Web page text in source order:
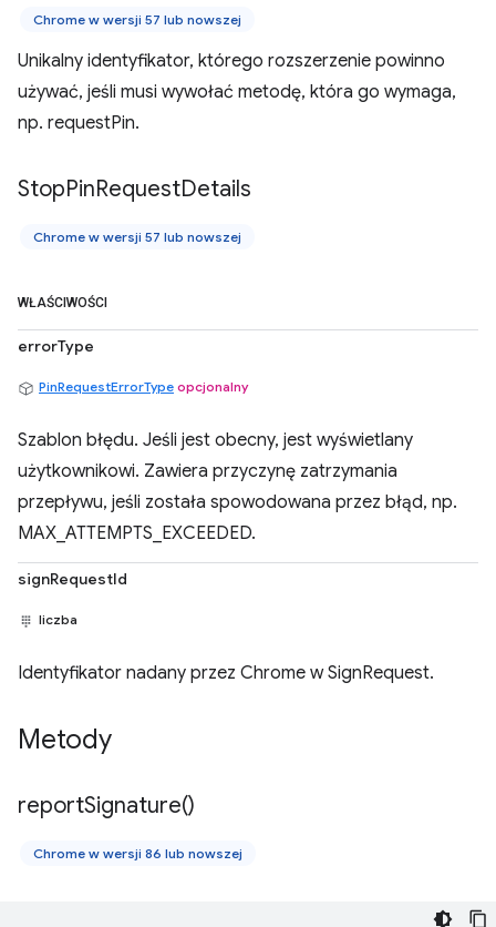
Chrome w wersji 57 lub nowszej
Unikalny identyfikator, którego rozszerzenie powinno
używać, jeśli musi wywołać metodę, która go wymaga,
np. requestPin.
StopPinRequestDetails
Chrome w wersji 57 lub nowszej
WŁAŚCIWOŚCI
errorType
PinRequestErrorType opcjonalny
Szablon błędu. Jeśli jest obecny, jest wyświetlany
użytkownikowi. Zawiera przyczynę zatrzymania
przepływu, jeśli została spowodowana przez błąd, np.
MAX_ATTEMPTS_EXCEEDED.
signRequestId
liczba
Identyfikator nadany przez Chrome w SignRequest.
Metody
reportSignature()
Chrome w wersji 86 lub nowszej